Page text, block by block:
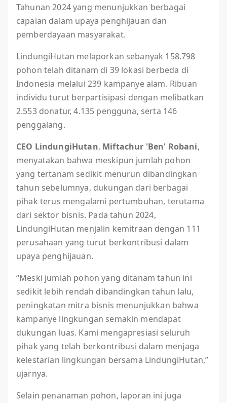
Tahunan 2024 yang menunjukkan berbagai
capaian dalam upaya penghijauan dan
pemberdayaan masyarakat.
LindungiHutan melaporkan sebanyak 158.798
pohon telah ditanam di 39 lokasi berbeda di
Indonesia melalui 239 kampanye alam. Ribuan
individu turut berpartisipasi dengan melibatkan
2.553 donatur, 4.135 pengguna, serta 146
penggalang.
CEO LindungiHutan, Miftachur 'Ben' Robani,
menyatakan bahwa meskipun jumlah pohon
yang tertanam sedikit menurun dibandingkan
tahun sebelumnya, dukungan dari berbagai
pihak terus mengalami pertumbuhan, terutama
dari sektor bisnis. Pada tahun 2024,
LindungiHutan menjalin kemitraan dengan 111
perusahaan yang turut berkontribusi dalam
upaya penghijauan.
“Meski jumlah pohon yang ditanam tahun ini
sedikit lebih rendah dibandingkan tahun lalu,
peningkatan mitra bisnis menunjukkan bahwa
kampanye lingkungan semakin mendapat
dukungan luas. Kami mengapresiasi seluruh
pihak yang telah berkontribusi dalam menjaga
kelestarian lingkungan bersama LindungiHutan,”
ujarnya.
Selain penanaman pohon, laporan ini juga